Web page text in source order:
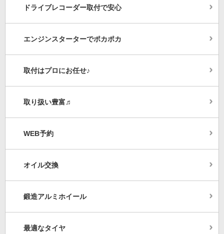
ドライブレコーダー取付で安心
エンジンスターターでポカポカ
取付はプロにお任せ♪
取り扱い豊富♬
WEB予約
オイル交換
鍛造アルミホイール
最適なタイヤ